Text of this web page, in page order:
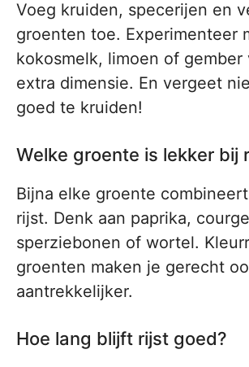
Voeg kruiden, specerijen en
groenten toe. Experimenteer
kokosmelk, limoen of gember
extra dimensie. En vergeet
goed te kruiden!
Welke groente is lekker bij
Bijna elke groente
rijst. Denk aan paprika,
sperziebonen of wortel.
groenten maken je gerecht
aantrekkelijker.
Hoe lang blijft rijst goed?